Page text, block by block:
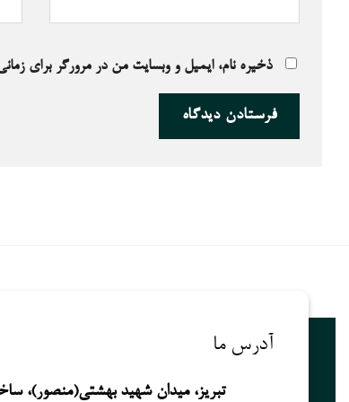
ذخیره نام، ایمیل و وبسایت من در مرورگر برای
آدرس ما
تبریز، میدان شهید بهشتی(منصور)، ساختمان